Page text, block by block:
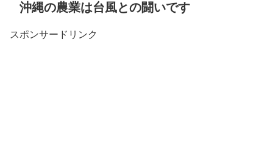
沖縄の農業は台風との闘いです
スポンサードリンク